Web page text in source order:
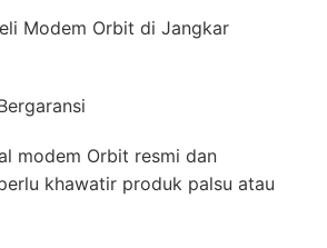
Modem Orbit di Jangkar
modem Orbit resmi dan
khawatir produk palsu atau